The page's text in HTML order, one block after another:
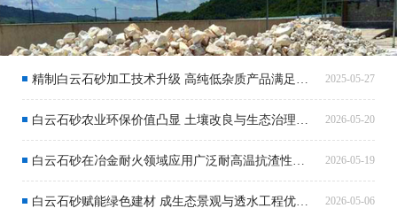
精制白云石砂加工技术升级 高纯低杂质产品满足市场需求 2025-05-27
白云石砂农业环保价值凸显 土壤改良与生态治理应用广阔 2026-05-20
白云石砂在冶金耐火领域应用广泛耐高温抗渣性能突出 2026-05-19
白云石砂赋能绿色建材 成生态景观与透水工程优选材料 2026-05-06